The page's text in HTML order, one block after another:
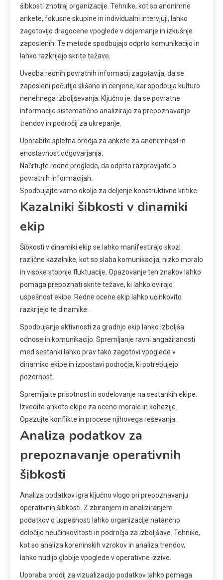
šibkosti znotraj organizacije. Tehnike, kot so anonimne
ankete, fokusne skupine in individualni intervjuji, lahko
zagotovijo dragocene vpoglede v dojemanje in izkušnje
zaposlenih. Te metode spodbujajo odprto komunikacijo in
lahko razkrijejo skrite težave.
Uvedba rednih povratnih informacij zagotavlja, da se
zaposleni počutijo slišane in cenjene, kar spodbuja kulturo
nenehnega izboljševanja. Ključno je, da se povratne
informacije sistematično analizirajo za prepoznavanje
trendov in področij za ukrepanje.
Uporabite spletna orodja za ankete za anonimnost in
enostavnost odgovarjanja.
Načrtujte redne preglede, da odprto razpravljate o
povratnih informacijah.
Spodbujajte varno okolje za deljenje konstruktivne kritike.
Kazalniki šibkosti v dinamiki
ekip
Šibkosti v dinamiki ekip se lahko manifestirajo skozi
različne kazalnike, kot so slaba komunikacija, nizko moralo
in visoke stopnje fluktuacije. Opazovanje teh znakov lahko
pomaga prepoznati skrite težave, ki lahko ovirajo
uspešnost ekipe. Redne ocene ekip lahko učinkovito
razkrijejo te dinamike.
Spodbujanje aktivnosti za gradnjo ekip lahko izboljša
odnose in komunikacijo. Spremljanje ravni angažiranosti
med sestanki lahko prav tako zagotovi vpoglede v
dinamiko ekipe in izpostavi področja, ki potrebujejo
pozornost.
Spremljajte prisotnost in sodelovanje na sestankih ekipe.
Izvedite ankete ekipe za oceno morale in kohezije.
Opazujte konflikte in procese njihovega reševanja.
Analiza podatkov za
prepoznavanje operativnih
šibkosti
Analiza podatkov igra ključno vlogo pri prepoznavanju
operativnih šibkosti. Z zbiranjem in analiziranjem
podatkov o uspešnosti lahko organizacije natančno
določijo neučinkovitosti in področja za izboljšave. Tehnike,
kot so analiza koreninskih vzrokov in analiza trendov,
lahko nudijo globlje vpoglede v operativne izzive.
Uporaba orodij za vizualizacijo podatkov lahko pomaga